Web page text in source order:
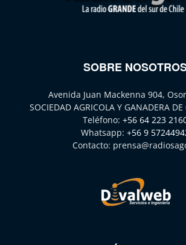
SOBRE
Avenida Juan Mackenna 904,
SOCIEDAD AGRICOLA Y GANADERA
Teléfono: +56 64 223
Whatsapp: +56 9
Contacto: